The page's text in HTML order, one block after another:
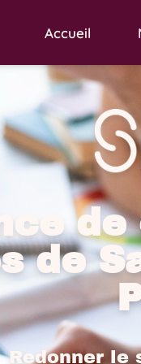
Accueil
de
Redonner le